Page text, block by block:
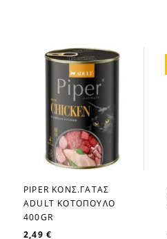
favorite_border
PIPER ΚΟΝΣ.ΓΑΤΑΣ
ADULT ΚΟΤΟΠΟΥΛΟ
400GR
2,49 €